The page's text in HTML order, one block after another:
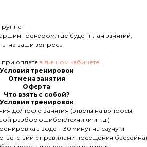
тренером, где будет план занятий,
на ваши вопросы
при оплате в личном кабинете.
Условия тренировок
Отмена занятия
Оферта
Что взять с собой?
Условия тренировок
до/после занятия (ответы на вопросы,
разбор ошибок/техники и т.д.)
в воде + 30 минут на сауну и
с правилами посещения бассейна)